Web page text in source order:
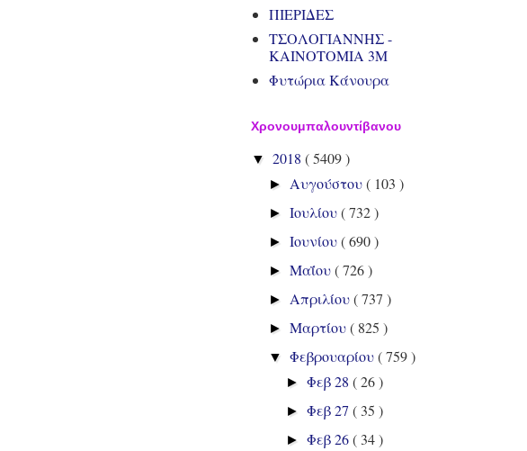
ΠΙΕΡΙΔΕΣ
ΤΣΟΛΟΓΙΑΝΝΗΣ -
ΚΑΙΝΟΤΟΜΙΑ 3Μ
Φυτώρια Κάνουρα
Χρονουμπαλουντίβανου
▼ 2018 ( 5409 )
► Αυγούστου( 103 )
►Ιουλίου( 732 )
►Ιουνίου( 690 )
►Μαΐου( 726 )
► Απριλίου( 737 )
►Μαρτίου( 825 )
▼Φεβρουαρίου( 759 )
►Φεβ 28( 26 )
►Φεβ 27( 35 )
►Φεβ 26( 34 )